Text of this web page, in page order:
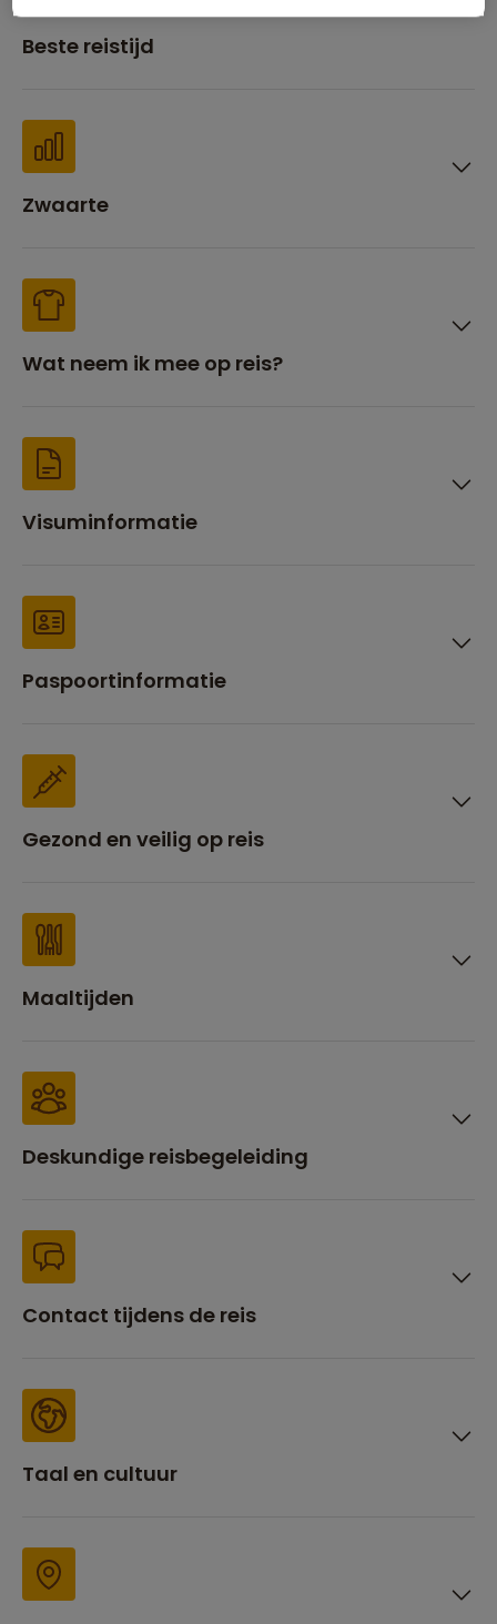
Beste reistijd
Zwaarte
Wat neem ik mee op reis?
Visuminformatie
Paspoortinformatie
Gezond en veilig op reis
Maaltijden
Deskundige reisbegeleiding
Contact tijdens de reis
Taal en cultuur